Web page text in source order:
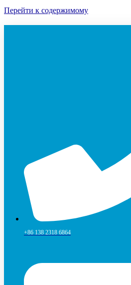
Перейти к содержимому
+86 138 2318 6864